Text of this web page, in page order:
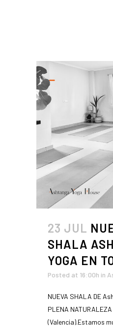
23 JUL
SHALA
YOGA EN
Posted at 16:00h in
NUEVA SHALA DE
PLENA
(Valencia).Estamos